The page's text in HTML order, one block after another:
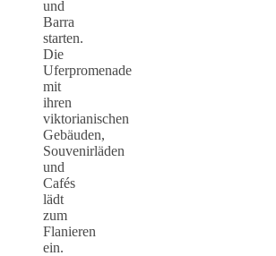
und
Barra
starten.
Die
Uferpromenade
mit
ihren
viktorianischen
Gebäuden,
Souvenirläden
und
Cafés
lädt
zum
Flanieren
ein.